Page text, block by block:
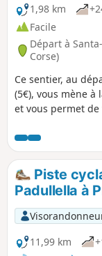
1,98 km
Facile
Départ à
Corse)
Ce sentier, au
(5€), vous mène à
et vous permet
avec, toutefois,
cours d'eau
Piste
Padullella à
11,99 km